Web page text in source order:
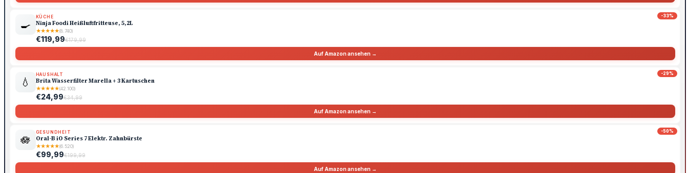
-33%
🍳
KÜCHE
Ninja Foodi Heißluftfritteuse, 5,2L
★★★★★(8.740)
€119,99€179,99
Auf Amazon ansehen →
-29%
💧
HAUSHALT
Brita Wasserfilter Marella + 3 Kartuschen
★★★★★(42.100)
€24,99€34,99
Auf Amazon ansehen →
-50%
🪷
GESUNDHEIT
Oral-B iO Series 7 Elektr. Zahnbürste
★★★★★(6.520)
€99,99€199,99
Auf Amazon ansehen →